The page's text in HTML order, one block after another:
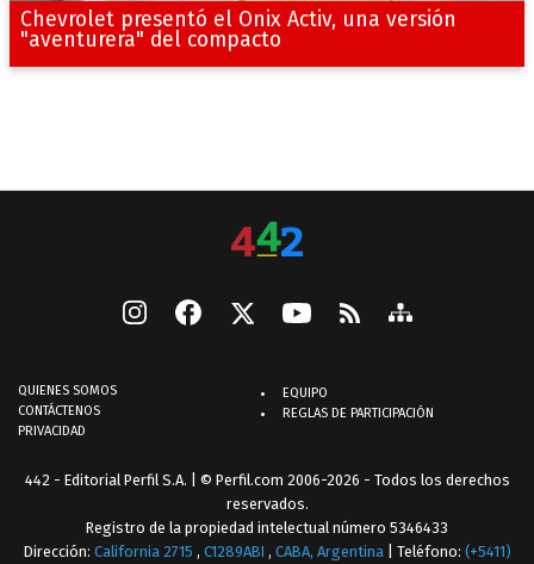
Chevrolet presentó el Onix Activ, una versión
"aventurera" del compacto
QUIENES SOMOS
CONTÁCTENOS
PRIVACIDAD
EQUIPO
REGLAS DE PARTICIPACIÓN
442 - Editorial Perfil S.A. | © Perfil.com 2006-2026 - Todos los derechos
reservados.
Registro de la propiedad intelectual número 5346433
Dirección: California 2715 , C1289ABI , CABA, Argentina | Teléfono: (+5411)